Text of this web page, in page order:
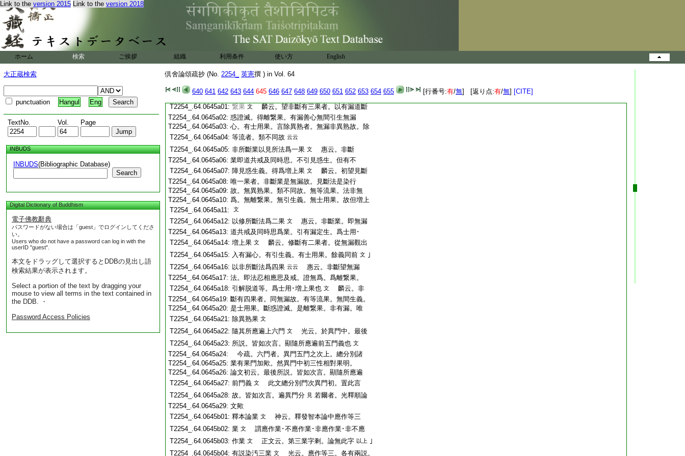
Link to the version 2015 Link to the version 2018
ホーム 検索 ご挨拶 組織 利用条件 使い方 English
大正蔵検索
punctuation Hangul Eng
TextNo. Vol. Page
INBUDS
INBUDS(Bibliographic Database)
Search
Digital Dictionary of Buddhism
電子佛教辭典
パスワードがない場合は「guest」でログインしてくださ
い。
Users who do not have a password can log in with the
userID "guest".
本文をドラッグして選択するとDDBの見出し語
検索結果が表示されます。
Select a portion of the text by dragging your
mouse to view all terms in the text contained in
the DDB. ・
Password Access Policies
倶舍論頌疏抄 (No. 2254_ 英憲撰 ) in Vol. 64
640 641 642 643 644 645 646 647 648 649 650 651 652 653 654 655 [行番号:有/無] [返り点:有/無] [CITE]
T2254_.64.0644c21: 釋。即來生果爲異熟果。餘果可知 文
T2254_.64.0644c22: 善惡業感果生。異熟果。具修斷惑由修斷三
T2254_.64.0644c23:性思。能引起修斷善惡私心。士用果。倶生無
間隔越等。修斷業與修所斷法。前後相生相
T2254_.64.0644c25: 似。等流果
斷相望
増上果可知。不障義。無爲非
T2254_.64.0644c26:所斷故。修斷法無離繋果也
T2254_.64.0644c27: 以非所斷法爲三果 文
T2254_.64.0644c28: 法。即有漏定共戒及同時思。引生無漏定。爲
T2254_.64.0644c29: 士用･増上果。及有漏道斷惑證得無爲。爲離
T2254_.64.0645a01: 繋果 文
麟云。望非斷有三果者。以有漏道斷
T2254_.64.0645a02: 惑證滅。得離繋果。有漏善心無間引生無漏
T2254_.64.0645a03: 心。有士用果。言除異熟者。無漏非異熟故。除
T2254_.64.0645a04: 等流者。類不同故 云云
T2254_.64.0645a05: 非所斷業以見所法爲一果 文
惠云。非斷
T2254_.64.0645a06: 業即道共戒及同時思。不引見惑生。但有不
T2254_.64.0645a07: 障見惑生義。得爲増上果 文
麟云。初望見斷
T2254_.64.0645a08: 唯一果者。非斷業是無漏故。見斷法是染行
T2254_.64.0645a09: 故。無異熟果。類不同故。無等流果。法非無
T2254_.64.0645a10: 爲。無離繋果。無引生義。無士用果。故但増上
T2254_.64.0645a11:
文
T2254_.64.0645a12: 以修所斷法爲二果 文
惠云。非斷業。即無漏
T2254_.64.0645a13: 道共戒及同時思爲業。引有漏定生。爲士用･
T2254_.64.0645a14: 増上果 文
麟云。修斷有二果者。從無漏觀出
T2254_.64.0645a15: 入有漏心。有引生義。有士用果。餘義同前 文 ｣
T2254_.64.0645a16: 以非所斷法爲四果 云云
惠云。非斷望無漏
T2254_.64.0645a17: 法。即法忍相應思及戒。證無爲。爲離繋果。
T2254_.64.0645a18: 引解脱道等。爲士用･増上果也 文
麟云。非
T2254_.64.0645a19: 斷有四果者。同無漏故。有等流果。無間生義。
T2254_.64.0645a20: 是士用果。斷惑證滅。是離繋果。非有漏。唯
T2254_.64.0645a21: 除異熟果 文
T2254_.64.0645a22: 隨其所應遍上六門 文
光云。於異門中。最後
T2254_.64.0645a23: 所説。皆如次言。顯隨所應遍前五門義也 文
T2254_.64.0645a24:
今疏。六門者。異門五門之次上。總分別諸
T2254_.64.0645a25: 業有果門加歟。然異門中初三性相對果明。
T2254_.64.0645a26: 論文初云。最後所説。皆如次言。顯隨所應遍
T2254_.64.0645a27: 前門義 文
此文總分別門次異門初。置此言
T2254_.64.0645a28: 故。皆如次言。遍異門分 見 若爾者。光釋順論
T2254_.64.0645a29: 文歟
T2254_.64.0645b01: 釋本論業 文
神云。釋發智本論中應作等三
T2254_.64.0645b02: 業 文
謂應作業･不應作業･非應作業･非不應
T2254_.64.0645b03: 作業 文 正文云。第三業字剩。論無此字 以上
｣
T2254_.64.0645b04: 有説染汚三業 文 光云。應作等三。各有兩説。